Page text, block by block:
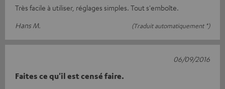
Très facile à utiliser, réglages simples. Tout s'emboîte.
Hans M.
(Traduit automatiquement *)
Faites ce qu'il est censé faire.
06/09/2016